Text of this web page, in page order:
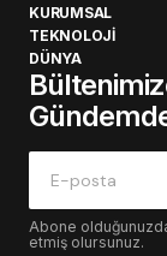
KURUMSAL
TEKNOLOJİ
DÜNYA
Abone
etmiş olursunuz.